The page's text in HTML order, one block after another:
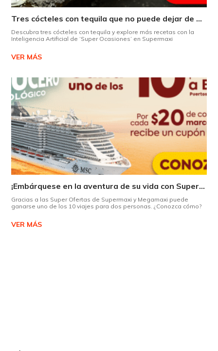
Tres cócteles con tequila que no puede dejar de probar gracias a nuestra IA.
Descubra tres cócteles con tequila y explore más recetas con la
Inteligencia Artificial de ‘Super Ocasiones’ en Supermaxi
VER MÁS
¡Embárquese en la aventura de su vida con Supermaxi!
Gracias a las Super Ofertas de Supermaxi y Megamaxi puede
ganarse uno de los 10 viajes para dos personas. ¿Conozca cómo?
VER MÁS